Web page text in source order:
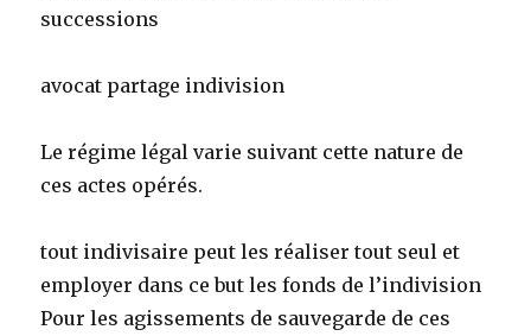
successions
avocat partage indivision
Le régime légal varie suivant cette nature de
ces actes opérés.
tout indivisaire peut les réaliser tout seul et
employer dans ce but les fonds de l’indivision
Pour les agissements de sauvegarde de ces